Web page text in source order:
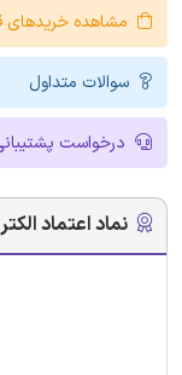
مشاهده خریدهای
سوالات متداول
درخواست
نماد اعتماد